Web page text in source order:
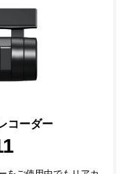
コーダー